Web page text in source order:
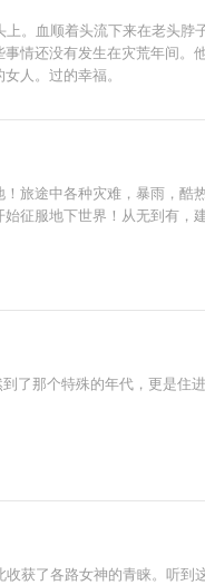
。血顺着头流下来在老头脖
情还没有发生在灾荒年间。
人。过的幸福。
！旅途中各种灾难，暴雨，
征服地下世界！从无到有，
了那个特殊的年代，更是住
获了各路女神的青睐。听到